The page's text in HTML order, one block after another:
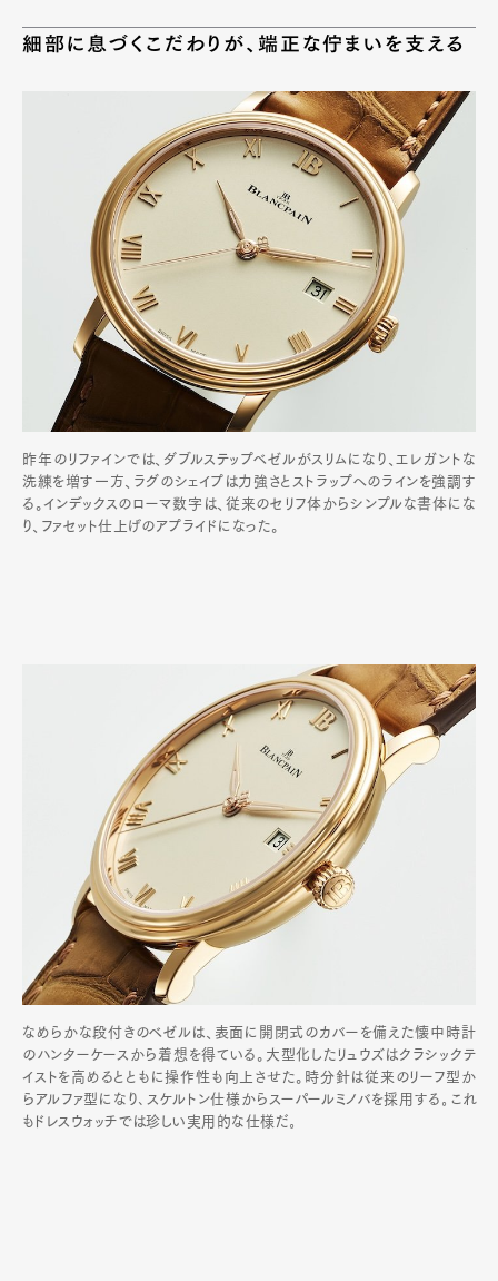
細部に息づくこだわりが、端正な佇まいを支える
昨年のリファインでは、ダブルステップベゼルがスリムになり、エレガントな
洗練を増す一方、ラグのシェイプは力強さとストラップへのラインを強調す
る。インデックスのローマ数字は、従来のセリフ体からシンプルな書体にな
り、ファセット仕上げのアプライドになった。
なめらかな段付きのベゼルは、表面に開閉式のカバーを備えた懐中時計
のハンターケースから着想を得ている。大型化したリュウズはクラシックテ
イストを高めるとともに操作性も向上させた。時分針は従来のリーフ型か
らアルファ型になり､スケルトン仕様からスーパールミノバを採用する｡これ
もドレスウォッチでは珍しい実用的な仕様だ｡